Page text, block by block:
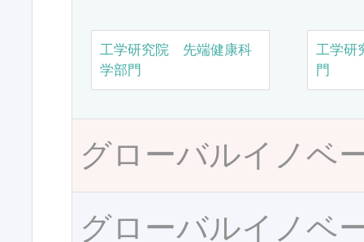
工学研究院 先端健康科
学部門
工学研
門
グローバルイノベ
グローバルイノベ